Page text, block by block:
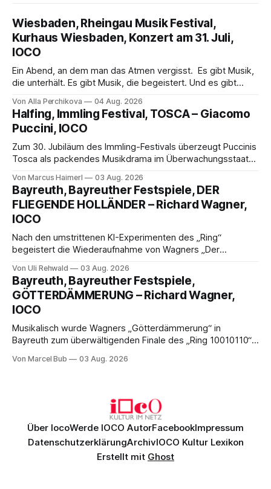
Wiesbaden, Rheingau Musik Festival,
Kurhaus Wiesbaden, Konzert am 31. Juli,
IOCO
Ein Abend, an dem man das Atmen vergisst. Es gibt Musik,
die unterhält. Es gibt Musik, die begeistert. Und es gibt
Genau so war der Abend im Kurhaus Wiesbaden, an dem
Johannes Brahms’ Erstes Klavierkonzert d-Moll op. 15 mit
Daniil
Von Alla Perchikova 04 Aug. 2026
Halfing, Immling Festival, TOSCA – Giacomo
Puccini, IOCO
Zum 30. Jubiläum des Immling-Festivals überzeugt Puccinis
Tosca als packendes Musikdrama im Überwachungsstaat
spannend und werkgetreu, getragen von starken Solisten,
eindrucksvollen Projektionen und einer klangvollen
musikalischen Leitung.
Von Marcus Haimerl 03 Aug. 2026
Bayreuth, Bayreuther Festspiele, DER
FLIEGENDE HOLLÄNDER – Richard Wagner,
IOCO
Nach den umstrittenen KI-Experimenten des „Ring“
begeistert die Wiederaufnahme von Wagners „Der
Musik und einem neuen Traumpaar: Elisabeth Teige und
Nicholas Brownlee sorgen für einen der Höhepunkte der
Bayreuther Festspiele 2026.
Von Uli Rehwald 03 Aug. 2026
Bayreuth, Bayreuther Festspiele,
GÖTTERDÄMMERUNG – Richard Wagner,
IOCO
Musikalisch wurde Wagners „Götterdämmerung“ in
Bayreuth zum überwältigenden Finale des „Ring 10010110“:
exzellentes Sängerensemble begeisterten. Die KI-geprägte
Von Marcel Bub 03 Aug. 2026
Über IocoWerde IOCO AutorFacebookImpressum
DatenschutzerklärungArchivIOCO Kultur Lexikon
Erstellt mit Ghost